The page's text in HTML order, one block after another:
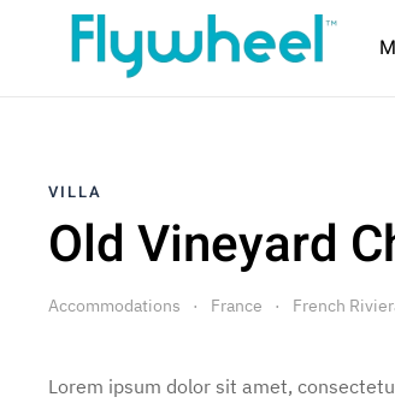
VILLA
Old Vineyard
Accommodations France French
Lorem ipsum dolor sit amet,